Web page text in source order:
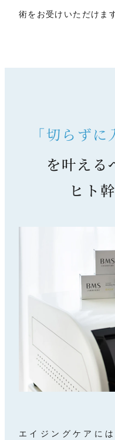
術をお受けいただけます
「切らずに
を叶える
ヒト
エイジングケアに